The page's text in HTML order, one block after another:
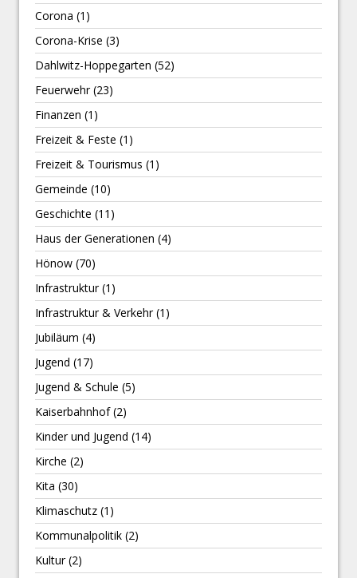
Corona (1)
Corona-Krise (3)
Dahlwitz-Hoppegarten (52)
Feuerwehr(23)
Finanzen (1)
Freizeit & Feste (1)
Freizeit & Tourismus (1)
Gemeinde (10)
Geschichte (11)
Haus der Generationen (4)
Hönow (70)
Infrastruktur(1)
Infrastruktur & Verkehr(1)
Jubiläum (4)
Jugend (17)
Jugend & Schule (5)
Kaiserbahnhof(2)
Kinder und Jugend (14)
Kirche (2)
Kita (30)
Klimaschutz (1)
Kommunalpolitik (2)
Kultur(2)